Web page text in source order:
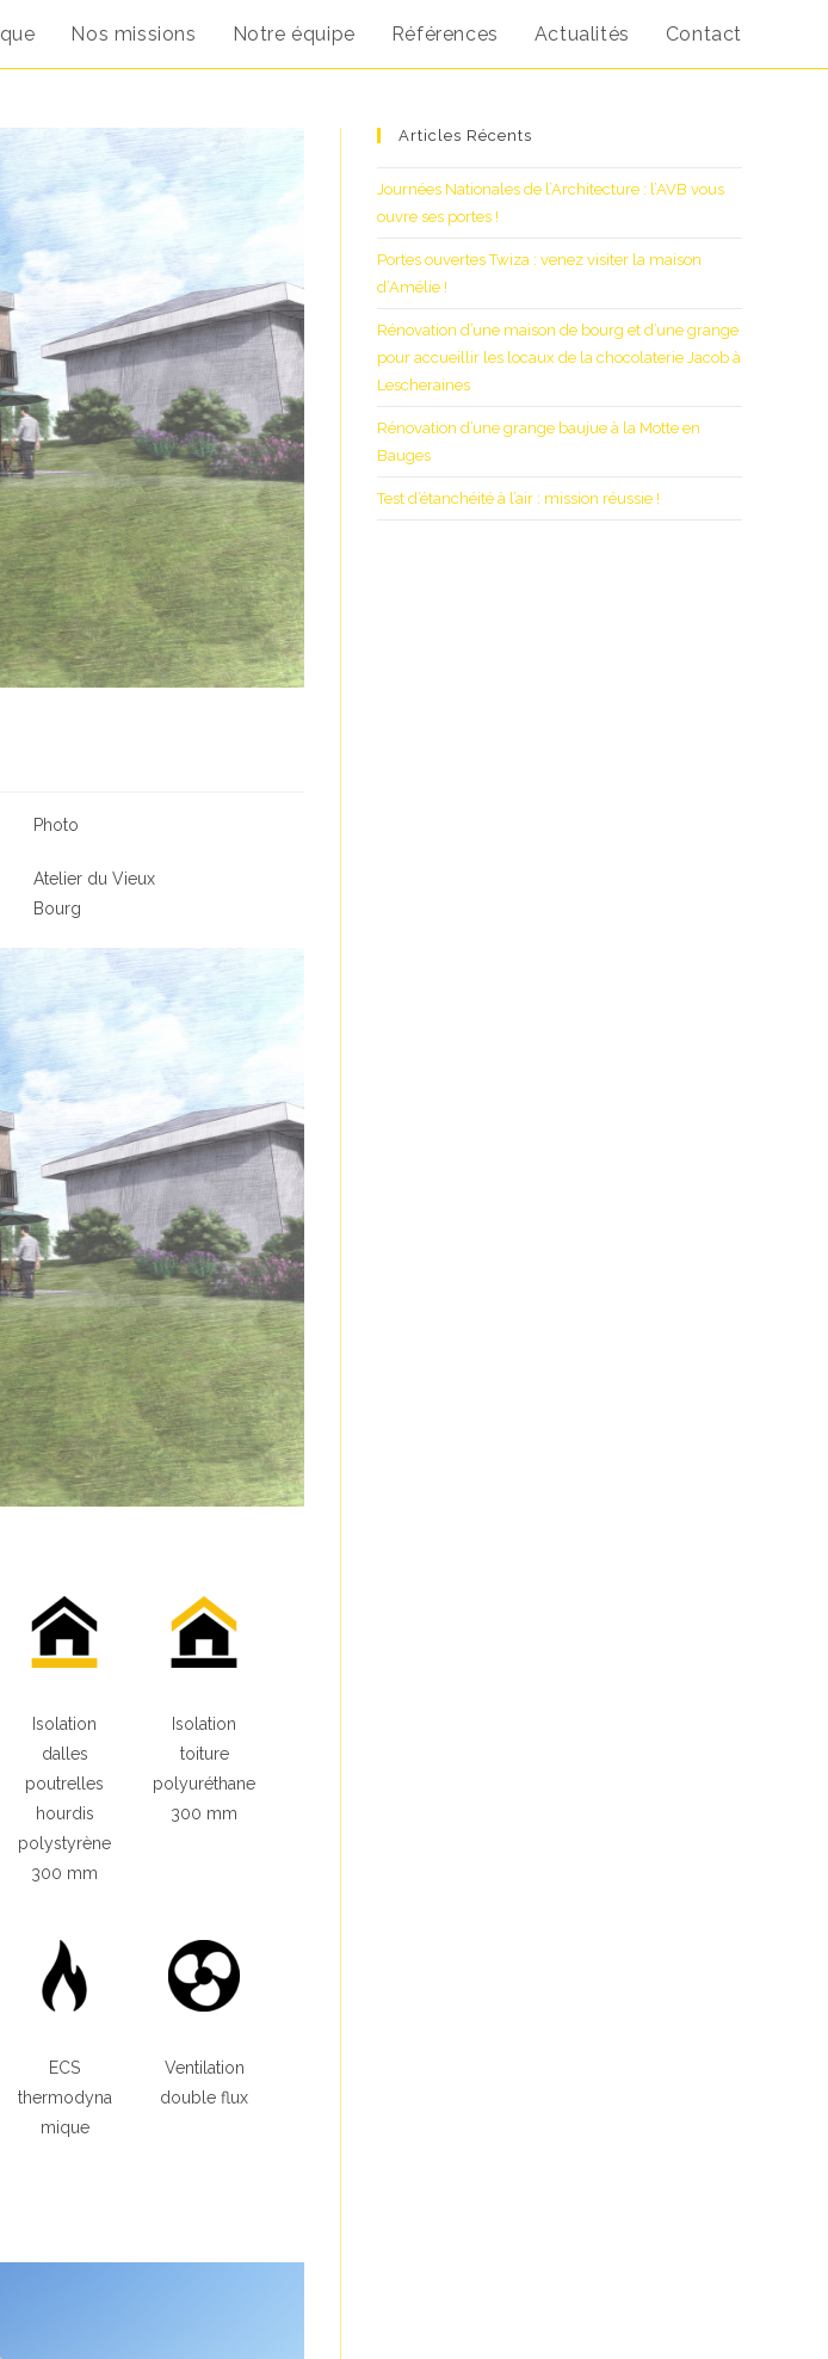
Nos missions Notre équipe Références Actualités Contact
Photo
Atelier du Vieux
Bourg
Isolation
dalles
poutrelles
hourdis
polystyrène
300 mm
Isolation
toiture
polyuréthane
300 mm
ECS
thermodyna
mique
Ventilation
double flux
Articles Récents
Journées Nationales de l’Architecture : l’AVB vous
ouvre ses portes !
Portes ouvertes Twiza : venez visiter la maison
d’Amélie !
Rénovation d’une maison de bourg et d’une grange
pour accueillir les locaux de la chocolaterie Jacob à
Lescheraines
Rénovation d’une grange baujue à la Motte en
Bauges
Test d’étanchéité à l’air : mission réussie !